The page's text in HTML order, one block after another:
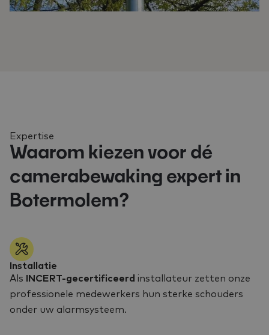
Expertise
Waarom kiezen voor dé
camerabewaking expert in
Botermolem?
Installatie
Als
INCERT-gecertificeerd installateur zetten onze
professionele medewerkers hun sterke schouders
onder uw alarmsysteem.